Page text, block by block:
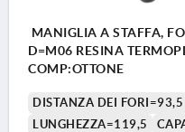
MANIGLIA A STAFFA,
D=M06 RESINA
COMP:OTTONE
DISTANZA DEI FORI=93,5
LUNGHEZZA=119,5